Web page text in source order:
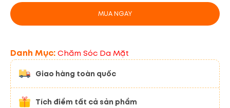
MUA NGAY
Danh Mục:Chăm Sóc Da Mặt
Giao hàng toàn quốc
Tích điểm tất cả sản phẩm